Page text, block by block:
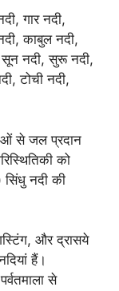
गार नदी,
काबुल नदी,
सून नदी, सुरू नदी,
टोची नदी,
से जल प्रदान
को
नदी की
और द्रासये
हैं।
से